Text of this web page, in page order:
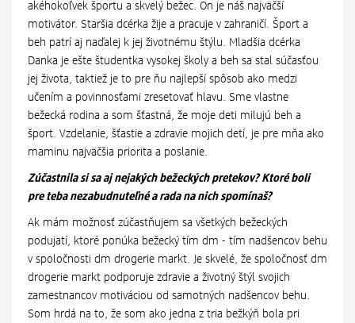
akéhokoľvek športu a skvelý bežec. On je náš najväčší
motivátor. Staršia dcérka žije a pracuje v zahraničí. Šport a
beh patrí aj naďalej k jej životnému štýlu. Mladšia dcérka
Danka je ešte študentka vysokej školy a beh sa stal súčasťou
jej života, taktiež je to pre ňu najlepší spôsob ako medzi
učením a povinnosťami zresetovať hlavu. Sme vlastne
bežecká rodina a som šťastná, že moje deti milujú beh a
šport. Vzdelanie, šťastie a zdravie mojich detí, je pre mňa ako
maminu najväčšia priorita a poslanie.
Zúčastnila si sa aj nejakých bežeckých pretekov? Ktoré boli
pre teba nezabudnuteľné a rada na nich spomínaš?
Ak mám možnosť zúčastňujem sa všetkých bežeckých
podujatí, ktoré ponúka bežecký tím dm - tím nadšencov behu
v spoločnosti dm drogerie markt. Je skvelé, že spoločnosť dm
drogerie markt podporuje zdravie a životný štýl svojich
zamestnancov motiváciou od samotných nadšencov behu.
Som hrdá na to, že som ako jedna z tria bežkýň bola pri